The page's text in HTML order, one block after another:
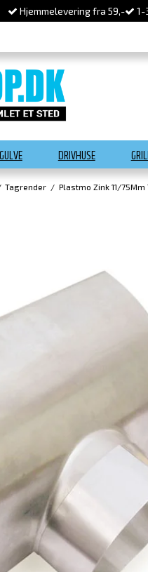
Hjemmelevering fra 59,- 1-
DRIVHUSE
Tagrender / Plastmo Zink 11/75Mm